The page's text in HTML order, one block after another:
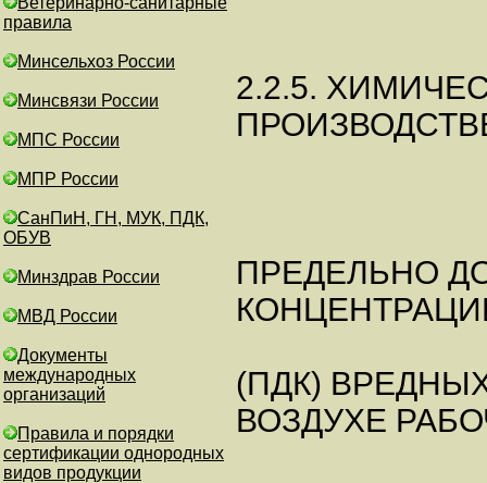
правила
Минсельхоз России
Минсвязи России
МПС России
МПР России
СанПиН, ГН, МУК, ПДК,
ОБУВ
Минздрав России
МВД России
Документы
международных
организаций
Правила и порядки
сертификации однородных
видов продукции
2.2.5.
ПРЕДЕЛЬНО
(ПДК)
ВОЗДУХЕ